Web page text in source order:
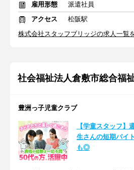
雇用形態
派遣社員
アクセス
松阪駅
株式会社スタッフブリッジの求人一覧
社会福祉法人倉敷市総合福
豊洲っ子児童クラブ
【学童スタッフ】
生さんの短期バイ
も◎